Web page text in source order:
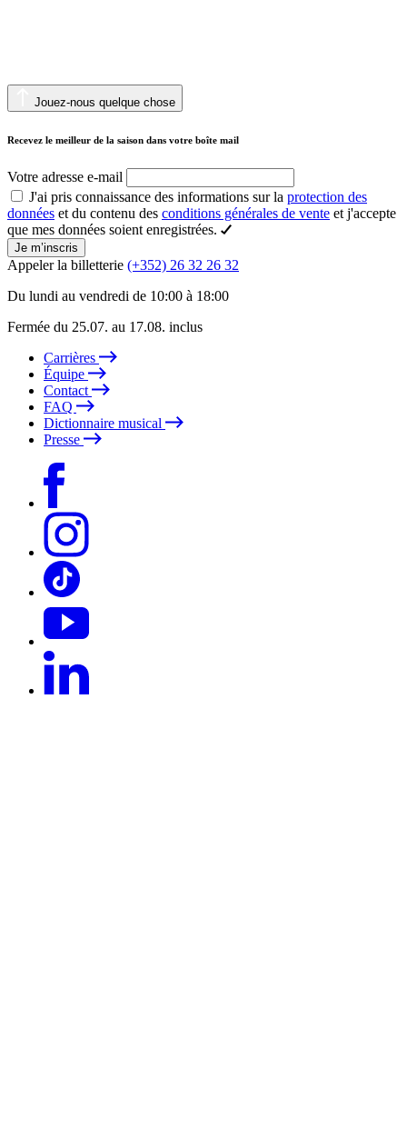
Jouez-nous quelque chose
Recevez le meilleur de la saison dans votre boîte mail
Votre adresse e-mail
J'ai pris connaissance des informations sur la protection des
données et du contenu des conditions générales de vente et j'accepte
que mes données soient enregistrées.
Je m’inscris
Appeler la billetterie (+352) 26 32 26 32
Du lundi au vendredi de 10:00 à 18:00
Fermée du 25.07. au 17.08. inclus
Carrières
Équipe
Contact
FAQ
Dictionnaire musical
Presse